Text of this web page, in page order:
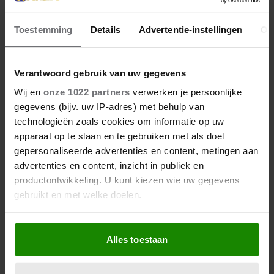
Toestemming Details Advertentie-instellingen
Verantwoord gebruik van uw gegevens
Wij en onze 1022 partners verwerken je persoonlijke
gegevens (bijv. uw IP-adres) met behulp van
technologieën zoals cookies om informatie op uw
apparaat op te slaan en te gebruiken met als doel
gepersonaliseerde advertenties en content, metingen aan
advertenties en content, inzicht in publiek en
productontwikkeling. U kunt kiezen wie uw gegevens
gebruikt en met welke doelen.
Als u het toestaat, willen we ook graag:
Informatie verzamelen over uw geografische
locatie, die tot een paar meter nauwkeurig kan zijn
Alles toestaan
27 april 2026
KONING WILLEM-ALEXANDER
JARIG: ZIJN MOOISTE
PORTRETTEN DOOR DE JAREN
HEEN